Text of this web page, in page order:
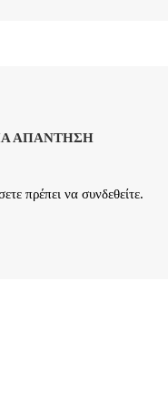
ΑΠΆΝΤΗΣΗ
πρέπει να συνδεθείτε.